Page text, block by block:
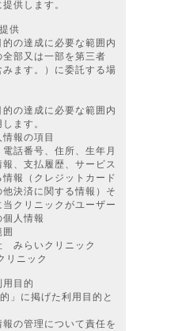
供します。
供
の達成に必要な範囲内
部又は一部を第三者
みます。）に委託する場
の達成に必要な範囲内
ます。
報の項目
話番号、住所、生年月
、支払履歴、サービス
報（クレジットカード
決済に関する情報）そ
クリニックがユーザー
人情報
みらいクリニック
ニック
目的
」に掲げた利用目的と
の管理について責任を